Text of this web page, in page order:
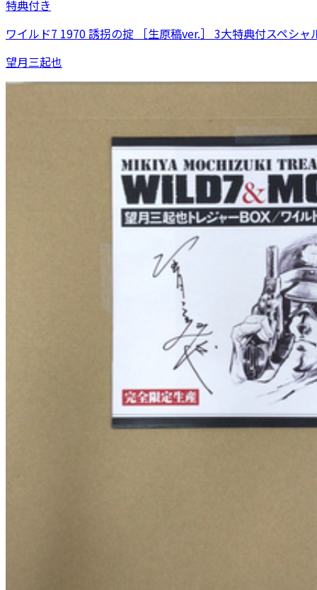
特典付き
ワイルド7 1970 誘拐の掟 ［生原稿ver.］ 3大特典付スペシャ
望月三起也